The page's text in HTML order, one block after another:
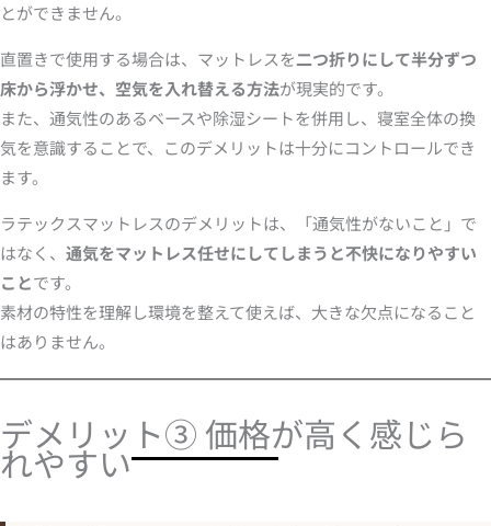
とができません。
直置きで使用する場合は、マットレスを二つ折りにして半分ずつ
床から浮かせ、空気を入れ替える方法が現実的です。
また、通気性のあるベースや除湿シートを併用し、寝室全体の換
気を意識することで、このデメリットは十分にコントロールでき
ます。
ラテックスマットレスのデメリットは、「通気性がないこと」で
はなく、 通気をマットレス任せにしてしまうと不快になりやすい
ことです。
素材の特性を理解し環境を整えて使えば、大きな欠点になること
はありません。
デメリット③ 価格が高く感じら
れやすい